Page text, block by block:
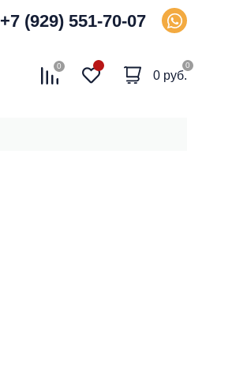
+7 (929) 551-70-07
0 0
0 руб.